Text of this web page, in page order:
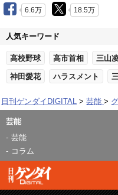
6.6万 18.5万
人気キーワード
高校野球 高市首相 三山
神田愛花 ハラスメント
日刊ゲンダイDIGITAL 芸能
芸能
芸能
コラム